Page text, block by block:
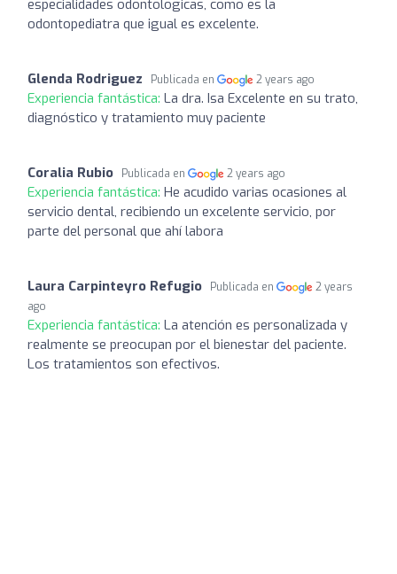
especialidades odontologicas, como es la
odontopediatra que igual es excelente.
Glenda Rodriguez Publicada en 2 years ago
Experiencia fantástica: La dra. Isa Excelente en su trato,
diagnóstico y tratamiento muy paciente
Coralia Rubio Publicada en 2 years ago
Experiencia fantástica: He acudido varias ocasiones al
servicio dental, recibiendo un excelente servicio, por
parte del personal que ahí labora
Laura Carpinteyro Refugio Publicada en
2 years
ago
Experiencia fantástica: La atención es personalizada y
realmente se preocupan por el bienestar del paciente.
Los tratamientos son efectivos.